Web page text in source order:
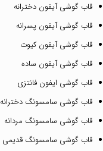
قاب گوشی آیفون دخترانه
قاب گوشی آیفون پسرانه
قاب گوشی آیفون کیوت
قاب گوشی آیفون ساده
قاب گوشی ایفون فانتزی
قاب گوشی سامسونگ دخترانه
قاب گوشی سامسونگ مردانه
قاب گوشی سامسونگ قدیمی